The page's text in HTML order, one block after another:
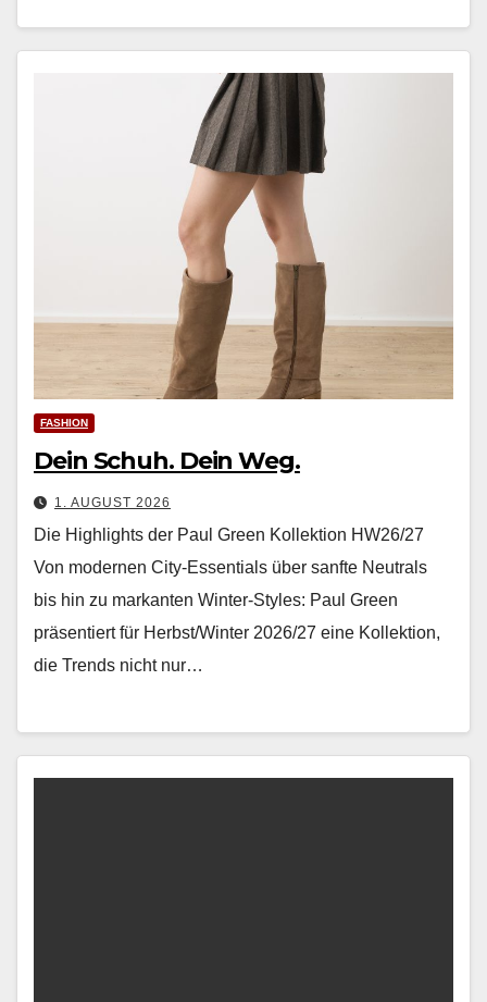
FASHION
Dein Schuh. Dein Weg.
1. AUGUST 2026
Die Highlights der Paul Green Kollektion HW26/27
Von mod­er­nen City-Essen­tials über san­fte Neu­trals
bis hin zu markan­ten Win­ter-Styles: Paul Green
präsen­tiert für Herbst/Winter 2026/27 eine Kollek­tion,
die Trends nicht nur…